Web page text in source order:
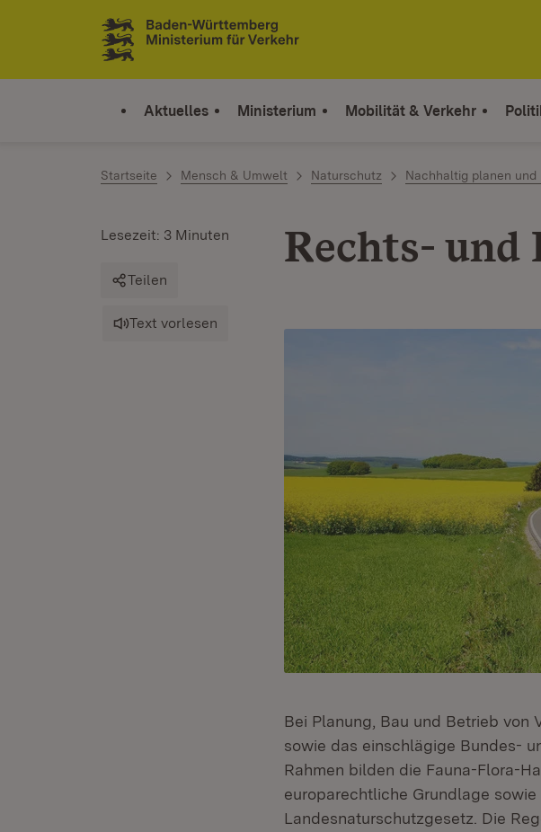
Zum Inhalt springen
Link zur Startseite
Aktuelles Ministerium Mobilität & Verkehr
Startseite Mensch & Umwelt Naturschutz Nachhaltig planen und
Rechts- und
Lesezeit: 3 Minuten
Teilen
Text vorlesen
Bei Planung, Bau und Betrieb von
sowie das einschlägige Bundes-
Rahmen bilden die Fauna-Flora-
europarechtliche Grundlage
Landesnaturschutzgesetz. Die